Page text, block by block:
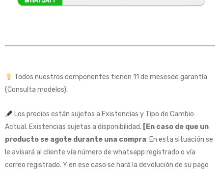
Todos nuestros componentes tienen 11 de mesesde garantía
(Consulta modelos).
Los precios están sujetos a Existencias y Tipo de Cambio
Actual. Existencias sujetas a disponibilidad. [En caso de que un
producto se agote durante una compra: En esta situación se
le avisará al cliente vía número de whatsapp registrado o vía
correo registrado. Y en ese caso se hará la devolución de su pago